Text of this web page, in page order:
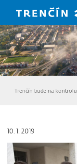
Trenčín bude na
10. 1. 2019